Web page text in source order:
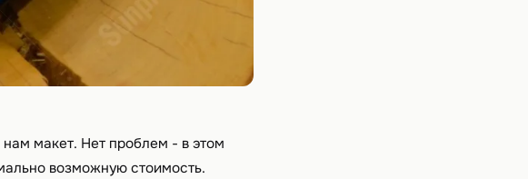
нам макет. Нет проблем - в этом
возможную стоимость.